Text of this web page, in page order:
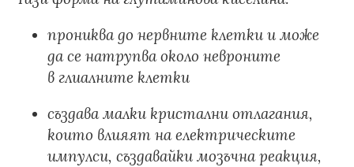
прониква до нервните клетки и може
да се натрупва около невроните
в глиалните клетки
създава малки кристални отлагания,
които влияят на електрическите
импулси, създавайки мозъчна реакция,